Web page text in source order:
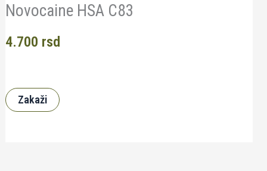
Novocaine HSA C83
4.700 rsd
Zakaži